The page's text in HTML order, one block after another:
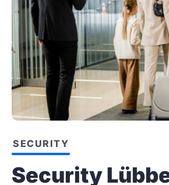
SECURITY
Security